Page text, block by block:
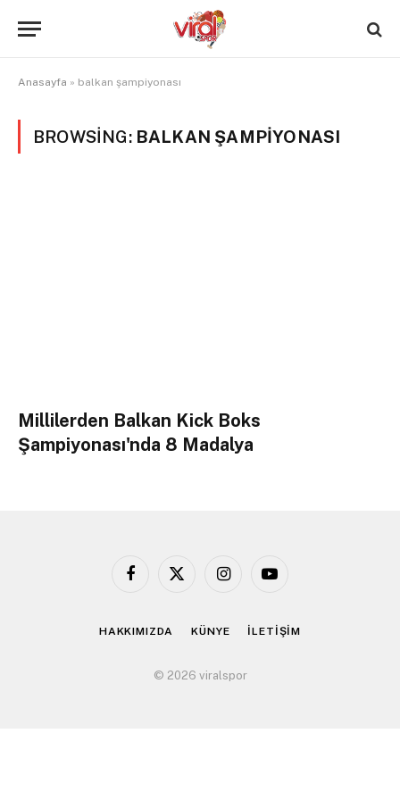
Anasayfa » balkan şampiyonası
BROWSING: BALKAN ŞAMPIYONASI
Millilerden Balkan Kick Boks
Şampiyonası'nda 8 Madalya
Facebook
X
InstagramYouTube
HAKKIMIZDA KÜNYE İLETİŞİM
© 2026 viralspor